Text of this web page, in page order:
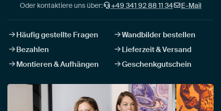
Oder kontaktiere uns über: +49 341 92 88 11 34 E-Mail
Häufig gestellte Fragen
Wandbilder bestellen
Bezahlen
Lieferzeit & Versand
Montieren & Aufhängen
Geschenkgutschein